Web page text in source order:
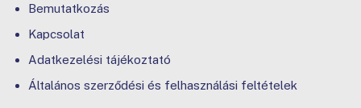
Bemutatkozás
Kapcsolat
Adatkezelési tájékoztató
Általános szerződési és felhasználási feltételek